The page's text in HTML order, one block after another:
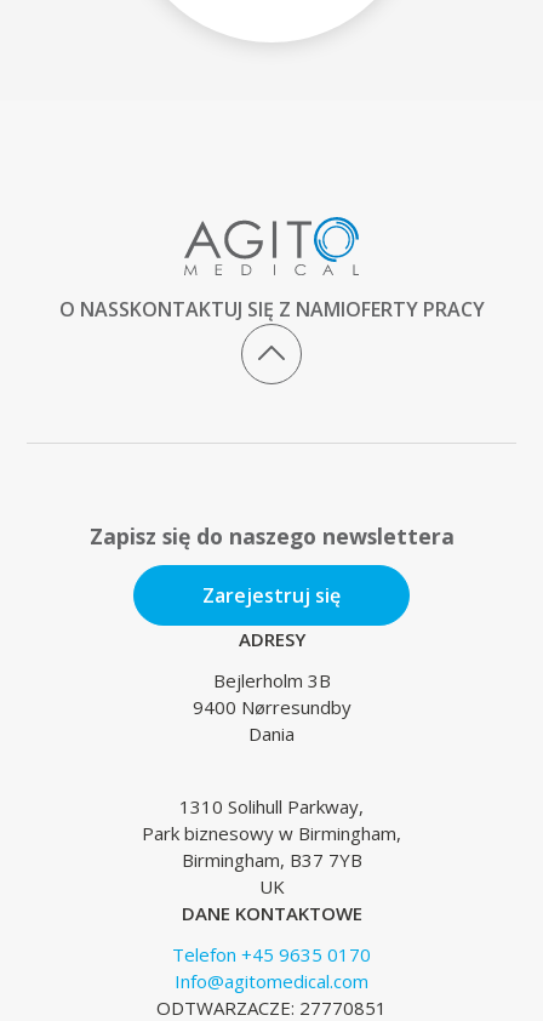
O NASSKONTAKTUJ SIĘ Z NAMIOFERTY PRACY
Zapisz się do naszego newslettera
Zarejestruj się
ADRESY
Bejlerholm 3B
9400 Nørresundby
Dania
1310 Solihull Parkway,
Park biznesowy w Birmingham,
Birmingham, B37 7YB
UK
DANE KONTAKTOWE
Telefon +45 9635 0170
Info@agitomedical.com
ODTWARZACZE: 27770851